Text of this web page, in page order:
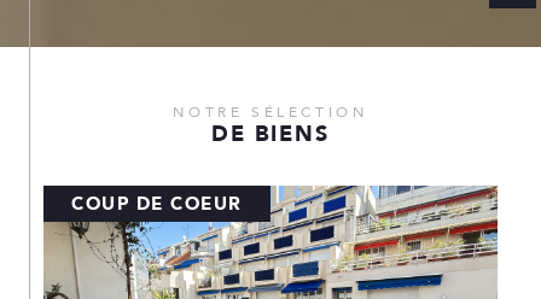
NOTRE SÉLECTION
DE BIENS
COUP DE COEUR